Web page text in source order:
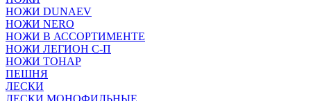
НОЖИ DUNAEV
НОЖИ NERO
НОЖИ В АССОРТИМЕНТЕ
НОЖИ ЛЕГИОН С-П
НОЖИ ТОНАР
ПЕШНЯ
ЛЕСКИ
ЛЕСКИ МОНОФИЛЬНЫЕ